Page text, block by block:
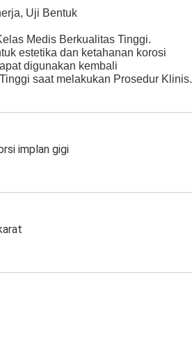
Uji Bentuk
Medis Berkualitas Tinggi.
estetika dan ketahanan korosi
digunakan kembali
saat melakukan Prosedur Klinis.
implan gigi